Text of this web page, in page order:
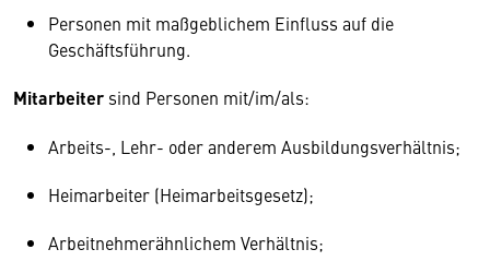
Personen mit maßgeblichem Einfluss auf die
Geschäftsführung.
Mitarbeiter sind Personen mit/im/als:
Arbeits-, Lehr- oder anderem Ausbildungsverhältnis;
Heimarbeiter (Heimarbeitsgesetz);
Arbeitnehmerähnlichem Verhältnis;